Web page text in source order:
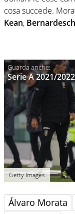
cosa succede.
Kean,
Serie A 2021/
Getty Images
Álvaro Morata